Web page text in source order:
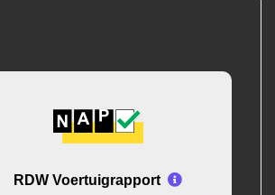
RDW Voertuigrapport